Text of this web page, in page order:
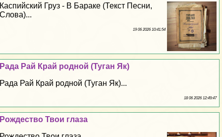
Каспийский Груз - В Баpaке (Текст Песни,
Слова)...
19 06 2026 10:41:54
Рада Рай Край родной (Туган Як)
Рада Рай Край родной (Туган Як)...
18 06 2026 12:49:47
Рождество Твои глаза